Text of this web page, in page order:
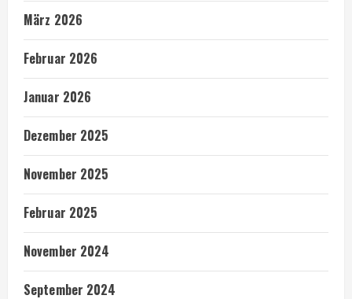
März 2026
Februar 2026
Januar 2026
Dezember 2025
November 2025
Februar 2025
November 2024
September 2024